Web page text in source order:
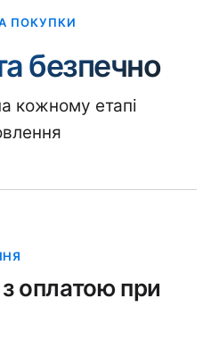
ПОКУПКИ
безпечно
кожному етапі
оплатою при